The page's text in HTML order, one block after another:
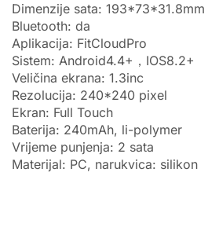
Dimenzije sata: 193*73*31.8mm
Bluetooth: da
Aplikacija: FitCloudPro
Sistem: Android4.4+，IOS8.2+
Veličina ekrana: 1.3inc
Rezolucija: 240*240 pixel
Ekran: Full Touch
Baterija: 240mAh, li-polymer
Vrijeme punjenja: 2 sata
Materijal: PC, narukvica: silikon